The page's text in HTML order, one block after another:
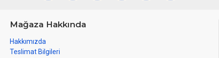
Mağaza Hakkında
Hakkımızda
Teslimat Bilgileri